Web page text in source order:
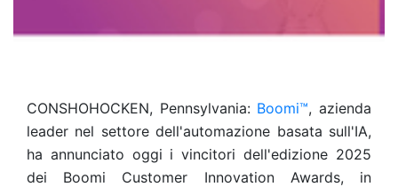
CONSHOHOCKEN, Pennsylvania: Boomi™, azienda
leader nel settore dell'automazione basata sull'IA,
ha annunciato oggi i vincitori dell'edizione 2025
dei Boomi Customer Innovation Awards, in